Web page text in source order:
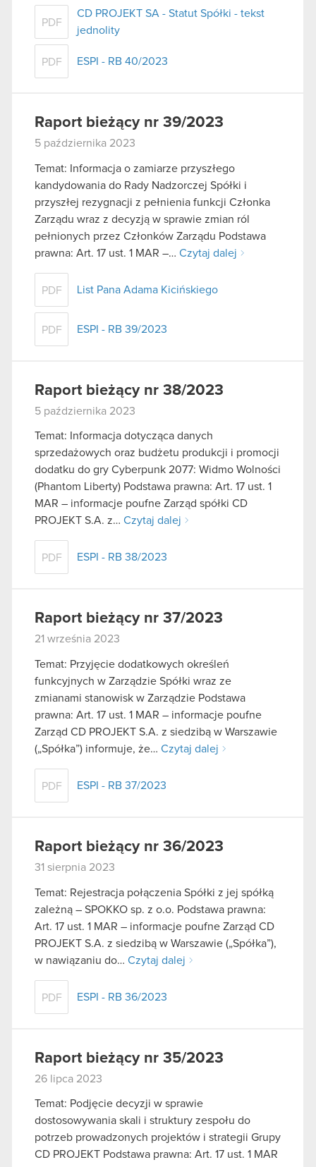
PDF
CD PROJEKT SA - Statut Spółki - tekst
jednolity
PDF ESPI - RB 40/2023
Raport bieżący nr 39/2023
5 października 2023
Temat: Informacja o zamiarze przyszłego
kandydowania do Rady Nadzorczej Spółki i
przyszłej rezygnacji z pełnienia funkcji Członka
Zarządu wraz z decyzją w sprawie zmian ról
pełnionych przez Członków Zarządu Podstawa
prawna: Art. 17 ust. 1 MAR –… Czytaj dalej
PDF List Pana Adama Kicińskiego
PDF ESPI - RB 39/2023
Raport bieżący nr 38/2023
5 października 2023
Temat: Informacja dotycząca danych
sprzedażowych oraz budżetu produkcji i promocji
dodatku do gry Cyberpunk 2077: Widmo Wolności
(Phantom Liberty) Podstawa prawna: Art. 17 ust. 1
MAR – informacje poufne Zarząd spółki CD
PROJEKT S.A. z… Czytaj dalej
PDF ESPI - RB 38/2023
Raport bieżący nr 37/2023
21 września 2023
Temat: Przyjęcie dodatkowych określeń
funkcyjnych w Zarządzie Spółki wraz ze
zmianami stanowisk w Zarządzie Podstawa
prawna: Art. 17 ust. 1 MAR – informacje poufne
Zarząd CD PROJEKT S.A. z siedzibą w Warszawie
(„Spółka”) informuje, że… Czytaj dalej
PDF ESPI - RB 37/2023
Raport bieżący nr 36/2023
31 sierpnia 2023
Temat: Rejestracja połączenia Spółki z jej spółką
zależną – SPOKKO sp. z o.o. Podstawa prawna:
Art. 17 ust. 1 MAR – informacje poufne Zarząd CD
PROJEKT S.A. z siedzibą w Warszawie („Spółka”),
w nawiązaniu do… Czytaj dalej
PDF ESPI - RB 36/2023
Raport bieżący nr 35/2023
26 lipca 2023
Temat: Podjęcie decyzji w sprawie
dostosowywania skali i struktury zespołu do
potrzeb prowadzonych projektów i strategii Grupy
CD PROJEKT Podstawa prawna: Art. 17 ust. 1 MAR